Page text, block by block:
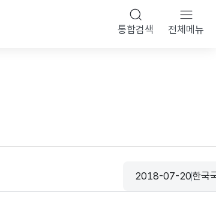
통합검색 전체메뉴
등록일
2018-07-20
수집
한국